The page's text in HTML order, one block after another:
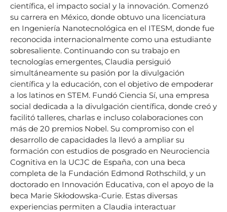
científica, el impacto social y la innovación. Comenzó
su carrera en México, donde obtuvo una licenciatura
en Ingeniería Nanotecnológica en el ITESM, donde fue
reconocida internacionalmente como una estudiante
sobresaliente. Continuando con su trabajo en
tecnologías emergentes, Claudia persiguió
simultáneamente su pasión por la divulgación
científica y la educación, con el objetivo de empoderar
a los latinos en STEM. Fundó Ciencia Sí, una empresa
social dedicada a la divulgación científica, donde creó y
facilitó talleres, charlas e incluso colaboraciones con
más de 20 premios Nobel. Su compromiso con el
desarrollo de capacidades la llevó a ampliar su
formación con estudios de posgrado en Neurociencia
Cognitiva en la UCJC de España, con una beca
completa de la Fundación Edmond Rothschild, y un
doctorado en Innovación Educativa, con el apoyo de la
beca Marie Skłodowska-Curie. Estas diversas
experiencias permiten a Claudia interactuar